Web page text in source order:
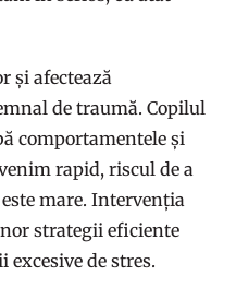
și afectează
de traumă. Copilul
comportamentele și
rapid, riscul de a
mare. Intervenția
strategii eficiente
de stres.